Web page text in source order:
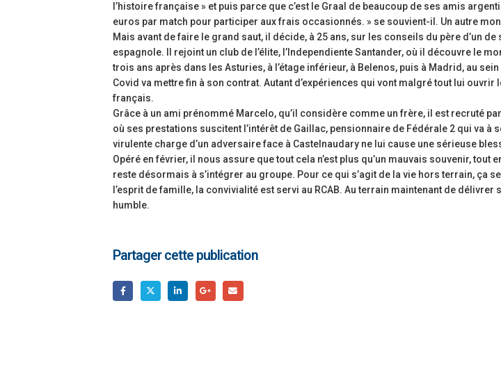
l’histoire française » et puis parce que c’est le Graal de beaucoup de ses amis
euros par match pour participer aux frais occasionnés. » se souvient-il. Un autre
Mais avant de faire le grand saut, il décide, à 25 ans, sur les conseils du père d’un
espagnole. Il rejoint un club de l’élite, l’Independiente Santander, où il découvre le
trois ans après dans les Asturies, à l’étage inférieur, à Belenos, puis à Madrid, au
Covid va mettre fin à son contrat. Autant d’expériences qui vont malgré tout lui
français.
Grâce à un ami prénommé Marcelo, qu’il considère comme un frère, il est recruté
où ses prestations suscitent l’intérêt de Gaillac, pensionnaire de Fédérale 2 qui va à
virulente charge d’un adversaire face à Castelnaudary ne lui cause une sérieuse
Opéré en février, il nous assure que tout cela n’est plus qu’un mauvais souvenir, tout
reste désormais à s’intégrer au groupe. Pour ce qui s’agit de la vie hors terrain, ça
l’esprit de famille, la convivialité est servi au RCAB. Au terrain maintenant de
humble.
Partager cette publication